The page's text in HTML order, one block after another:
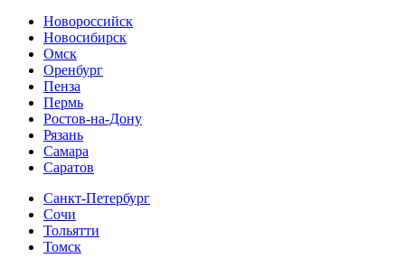
Новороссийск
Новосибирск
Омск
Оренбург
Пенза
Пермь
Ростов-на-Дону
Рязань
Самара
Cаратов
Санкт-Петербург
Сочи
Тольятти
Томск